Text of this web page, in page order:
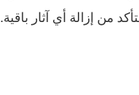
من إزالة أي آثار باقية.